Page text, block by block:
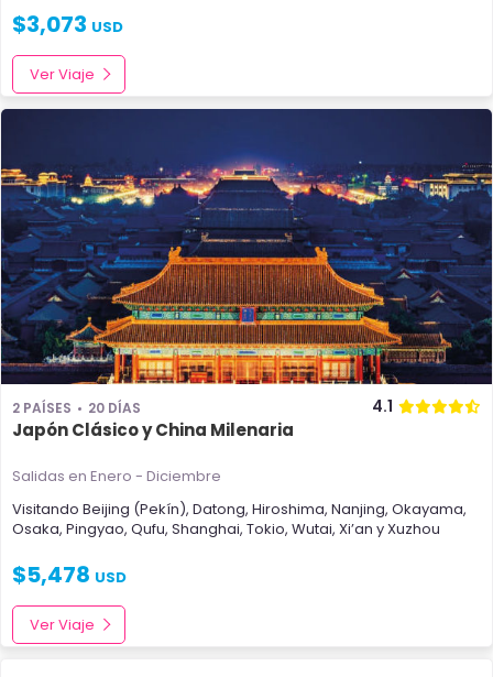
$3,073 USD
Ver Viaje
2 PAÍSES 20 DÍAS 4.1
Japón Clásico y China Milenaria
Salidas en Enero - Diciembre
Visitando Beijing (Pekín), Datong, Hiroshima, Nanjing, Okayama,
Osaka, Pingyao, Qufu, Shanghai, Tokio, Wutai, Xi’an yXuzhou
$5,478 USD
Ver Viaje